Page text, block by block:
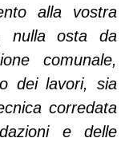
alla vostra
nulla osta da
comunale,
dei lavori, sia
corredata
e delle